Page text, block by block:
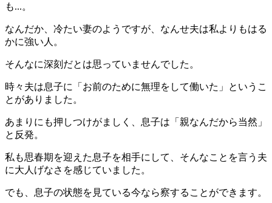
も...。
なんだか、冷たい妻のようですが、なんせ夫は私よりもはる
かに強い人。
そんなに深刻だとは思っていませんでした。
時々夫は息子に「お前のために無理をして働いた」というこ
とがありました。
あまりにも押しつけがましく、息子は「親なんだから当然」
と反発。
私も思春期を迎えた息子を相手にして、そんなことを言う夫
に大人げなさを感じていました。
でも、息子の状態を見ている今なら察することができます。